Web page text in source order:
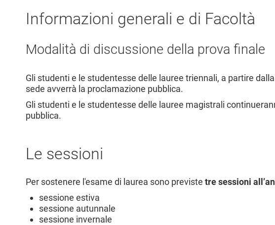
Informazioni generali e di Facoltà
Modalità di discussione della prova finale
Gli studenti e le studentesse delle lauree triennali, a partire
sede avverrà la proclamazione pubblica.
Gli studenti e le studentesse delle lauree magistrali
pubblica.
Le sessioni
Per sostenere l'esame di laurea sono previste tre sessioni
sessione estiva
sessione autunnale
sessione invernale